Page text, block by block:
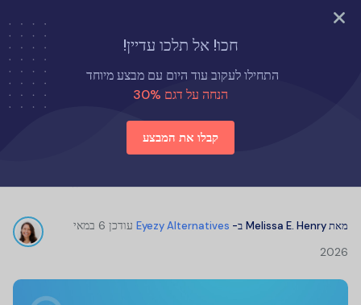
נסה עכשיו
חכו! אל תלכו עדיין!
התחילו לעקוב עוד היום עם מבצע מיוחד
הנחה על דגם 30%
קבלו את המבצע
חלופות ל-Eyezy
מאתMelissa E. Henry ב- Eyezy Alternatives עודכן
6 במאי
2026